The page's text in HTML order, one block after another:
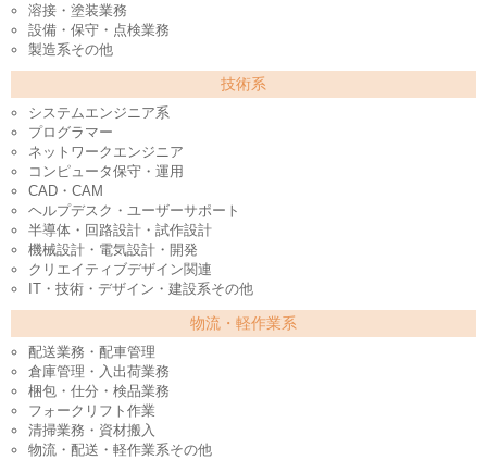
溶接・塗装業務
設備・保守・点検業務
製造系その他
技術系
システムエンジニア系
プログラマー
ネットワークエンジニア
コンピュータ保守・運用
CAD・CAM
ヘルプデスク・ユーザーサポート
半導体・回路設計・試作設計
機械設計・電気設計・開発
クリエイティブデザイン関連
IT・技術・デザイン・建設系その他
物流・軽作業系
配送業務・配車管理
倉庫管理・入出荷業務
梱包・仕分・検品業務
フォークリフト作業
清掃業務・資材搬入
物流・配送・軽作業系その他